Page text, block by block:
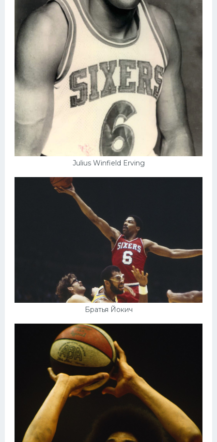
Julius Winfield Erving
Братья Йокич